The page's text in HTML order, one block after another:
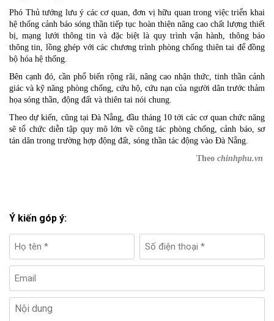
Phó Thủ tướng lưu ý các cơ quan, đơn vị hữu quan trong việc triển khai
hệ thống cảnh báo sóng thần tiếp tục hoàn thiện nâng cao chất lượng thiết
bị, mạng lưới thông tin và đặc biệt là quy trình vận hành, thông báo
thông tin, lồng ghép với các chương trình phòng chống thiên tai để đồng
bộ hóa hệ thống.
Bên cạnh đó, cần phổ biến rộng rãi, nâng cao nhận thức, tinh thần cảnh
giác và kỹ năng phòng chống, cứu hộ, cứu nạn của người dân trước thảm
họa sóng thần, động đất và thiên tai nói chung.
Theo dự kiến, cũng tại Đà Nẵng, đầu tháng 10 tới các cơ quan chức năng
sẽ tổ chức diễn tập quy mô lớn về công tác phòng chống, cảnh báo, sơ
tán dân trong trường hợp động đất, sóng thần tác động vào Đà Nẵng.
Theo chinhphu.vn
Ý kiến góp ý: